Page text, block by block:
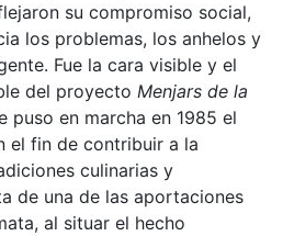
su compromiso social,
los problemas, los anhelos y
Fue la cara visible y el
del proyecto Menjars de la
puso en marcha en 1985 el
el fin de contribuir a la
culinarias y
de una de las aportaciones
al situar el hecho